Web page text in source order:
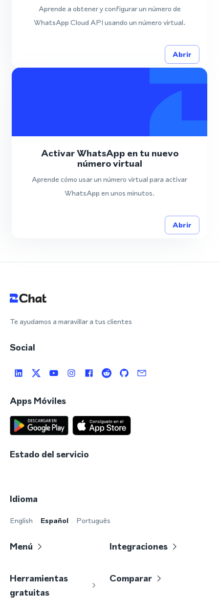
Aprende a obtener y configurar un número de
WhatsApp Cloud API usando un número virtual.
Abrir
Activar WhatsApp en tu nuevo
número virtual
Aprende cómo usar un número virtual para activar
WhatsApp en unos minutos.
Abrir
Te ayudamos a maravillar a tus clientes
Social
Apps Móviles
Estado del servicio
Idioma
English Español Português
Menú Integraciones
Herramientas
gratuitas
Comparar